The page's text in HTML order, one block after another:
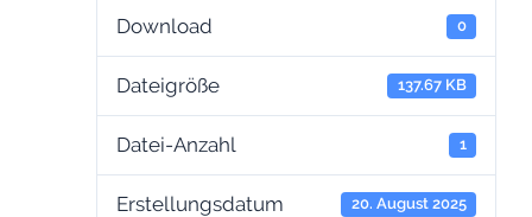
Download 0
Dateigröße 137.67 KB
Datei-Anzahl 1
Erstellungsdatum 20. August 2025